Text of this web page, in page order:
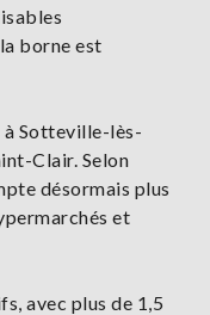
borne est
à Sotteville-lès-
Clair. Selon
désormais plus
et
avec plus de 1,5